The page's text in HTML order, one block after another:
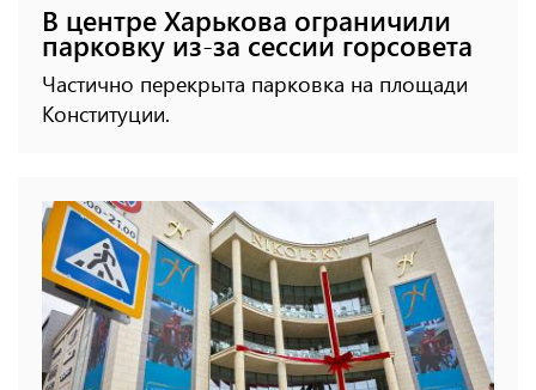
В центре Харькова ограничили
парковку из-за сессии горсовета
Частично перекрыта парковка на площади
Конституции.